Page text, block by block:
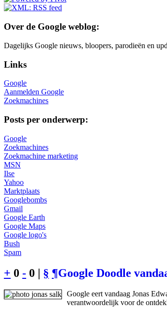
Over de Google weblog:
Dagelijks Google nieuws, bloopers, parodieën en
Links
Google
Aanmelden Google
Zoekmachines
Posts per onderwerp:
Google
Zoekmachines
Zoekmachine marketing
MSN
Ilse
Yahoo
Marktplaats
Googlebombs
Gmail
Google Earth
Google Maps
Google logo's
Bush
Spam
+ 0 - 0 | § ¶Google Doodle
Google eert vandaag Jonas
verantwoordelijk voor de